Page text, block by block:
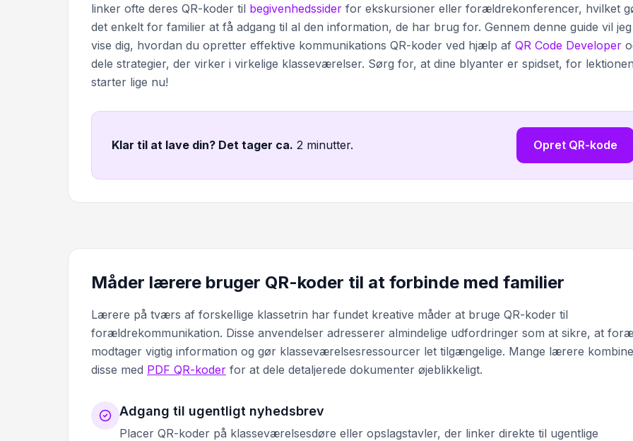
linker ofte deres QR-koder til begivenhedssider for ekskursioner eller forældrekonferencer, hvilket
det enkelt for familier at få adgang til al den information, de har brug for. Gennem denne guide vil jeg
vise dig, hvordan du opretter effektive kommunikations QR-koder ved hjælp af QR Code Developer
dele strategier, der virker i virkelige klasseværelser. Sørg for, at dine blyanter er spidset, for lektionen
starter lige nu!
Klar til at lave din? Det tager ca. 2 minutter. Opret QR-kode
Måder lærere bruger QR-koder til at forbinde med familier
Lærere på tværs af forskellige klassetrin har fundet kreative måder at bruge QR-koder til
forældrekommunikation. Disse anvendelser adresserer almindelige udfordringer som at sikre, at
modtager vigtig information og gør klasseværelsesressourcer let tilgængelige. Mange lærere
disse med PDF QR-koder for at dele detaljerede dokumenter øjeblikkeligt.
Adgang til ugentligt nyhedsbrev
Placer QR-koder på klasseværelsesdøre eller opslagstavler, der linker direkte til ugentlige